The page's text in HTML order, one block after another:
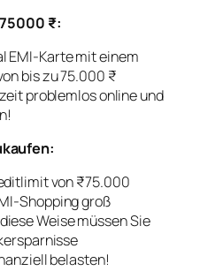
₹:
EMI-Karte mit einem
bis zu 75.000 ₹
problemlos online und
von ₹75.000
Shopping groß
Weise müssen Sie
belasten!